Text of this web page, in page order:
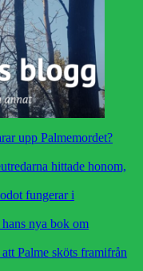
upp Palmemordet?
hittade honom,
fungerar i
nya bok om
Palme sköts framifrån